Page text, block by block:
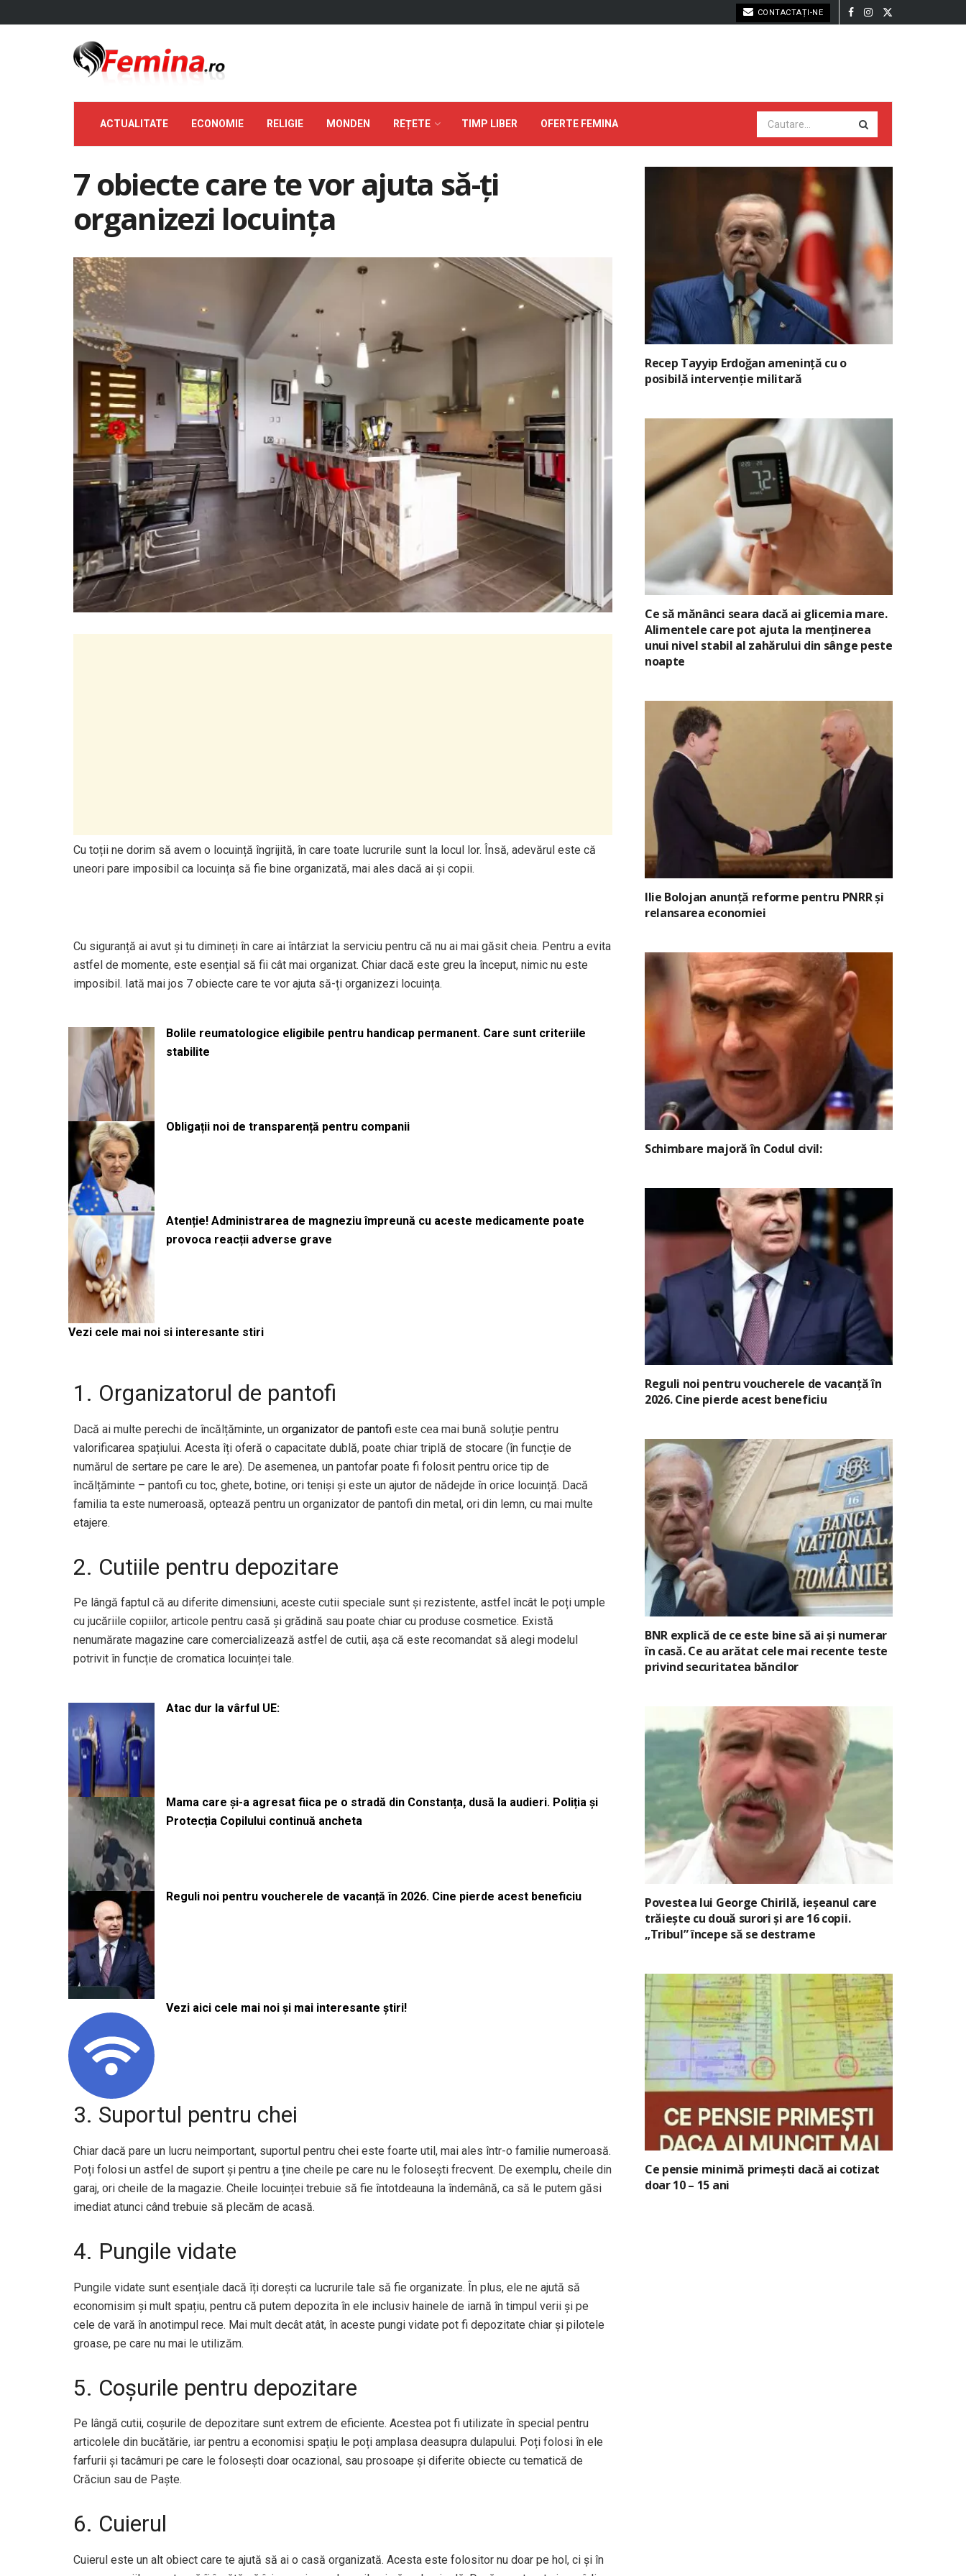
CONTACTAȚI-NE
ACTUALITATE ECONOMIE RELIGIE MONDEN REȚETE TIMP LIBER OFERTE FEMINA
7 obiecte care te vor ajuta să-ți
organizezi locuința
Cu toții ne dorim să avem o locuință îngrijită, în care toate lucrurile sunt la locul lor. Însă, adevărul este că
uneori pare imposibil ca locuința să fie bine organizată, mai ales dacă ai și copii.
Cu siguranță ai avut și tu dimineți în care ai întârziat la serviciu pentru că nu ai mai găsit cheia. Pentru a evita
astfel de momente, este esențial să fii cât mai organizat. Chiar dacă este greu la început, nimic nu este
imposibil. Iată mai jos 7 obiecte care te vor ajuta să-ți organizezi locuința.
Bolile reumatologice eligibile pentru handicap permanent. Care sunt criteriile
stabilite
Obligații noi de transparență pentru companii
Atenție! Administrarea de magneziu împreună cu aceste medicamente poate
provoca reacții adverse grave
Vezi cele mai noi si interesante stiri
1. Organizatorul de pantofi
Dacă ai multe perechi de încălțăminte, un organizator de pantofi este cea mai bună soluție pentru
valorificarea spațiului. Acesta îți oferă o capacitate dublă, poate chiar triplă de stocare (în funcție de
numărul de sertare pe care le are). De asemenea, un pantofar poate fi folosit pentru orice tip de
încălțăminte – pantofi cu toc, ghete, botine, ori teniși și este un ajutor de nădejde în orice locuință. Dacă
familia ta este numeroasă, optează pentru un organizator de pantofi din metal, ori din lemn, cu mai multe
etajere.
2. Cutiile pentru depozitare
Pe lângă faptul că au diferite dimensiuni, aceste cutii speciale sunt și rezistente, astfel încât le poți umple
cu jucăriile copiilor, articole pentru casă și grădină sau poate chiar cu produse cosmetice. Există
nenumărate magazine care comercializează astfel de cutii, așa că este recomandat să alegi modelul
potrivit în funcție de cromatica locuinței tale.
Atac dur la vârful UE:
Mama care și-a agresat fiica pe o stradă din Constanța, dusă la audieri. Poliția și
Protecția Copilului continuă ancheta
Reguli noi pentru voucherele de vacanță în 2026. Cine pierde acest beneficiu
Vezi aici cele mai noi și mai interesante știri!
3. Suportul pentru chei
Chiar dacă pare un lucru neimportant, suportul pentru chei este foarte util, mai ales într-o familie numeroasă.
Poți folosi un astfel de suport și pentru a ține cheile pe care nu le folosești frecvent. De exemplu, cheile din
garaj, ori cheile de la magazie. Cheile locuinței trebuie să fie întotdeauna la îndemână, ca să le putem găsi
imediat atunci când trebuie să plecăm de acasă.
4. Pungile vidate
Pungile vidate sunt esențiale dacă îți dorești ca lucrurile tale să fie organizate. În plus, ele ne ajută să
economisim și mult spațiu, pentru că putem depozita în ele inclusiv hainele de iarnă în timpul verii și pe
cele de vară în anotimpul rece. Mai mult decât atât, în aceste pungi vidate pot fi depozitate chiar și pilotele
groase, pe care nu mai le utilizăm.
5. Coșurile pentru depozitare
Pe lângă cutii, coșurile de depozitare sunt extrem de eficiente. Acestea pot fi utilizate în special pentru
articolele din bucătărie, iar pentru a economisi spațiu le poți amplasa deasupra dulapului. Poți folosi în ele
farfurii și tacâmuri pe care le folosești doar ocazional, sau prosoape și diferite obiecte cu tematică de
Crăciun sau de Paște.
6. Cuierul
Cuierul este un alt obiect care te ajută să ai o casă organizată. Acesta este folositor nu doar pe hol, ci și în
Recep Tayyip Erdoğan amenință cu o
posibilă intervenție militară
Ce să mănânci seara dacă ai glicemia mare.
Alimentele care pot ajuta la menținerea
unui nivel stabil al zahărului din sânge peste
noapte
Ilie Bolojan anunță reforme pentru PNRR și
relansarea economiei
Schimbare majoră în Codul civil:
Reguli noi pentru voucherele de vacanță în
2026. Cine pierde acest beneficiu
BNR explică de ce este bine să ai și numerar
în casă. Ce au arătat cele mai recente teste
privind securitatea băncilor
Povestea lui George Chirilă, ieșeanul care
trăiește cu două surori și are 16 copii.
„Tribul” începe să se destrame
Ce pensie minimă primești dacă ai cotizat
doar 10 – 15 ani